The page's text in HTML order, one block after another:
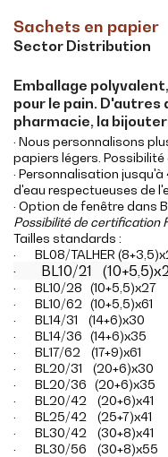
Sachets en papier
Sector Distribution
Emballage
pour le pain.
pharmacie, la
· Nous personnalisons
papiers légers.
· Personnalisation
d'eau respectueuses de
· Option de fenêtre dans
Possibilité de certification
Tailles standards :
· BL08/TALHER
· BL10/21
· BL10/28 (10+5,5)x27
· BL10/62 (10+5,5)x61
· BL14/31 (14+6)x30
· BL14/36 (14+6)x35
· BL17/62 (17+9)x61
· BL20/31 (20+6)x30
· BL20/36 (20+6)x35
· BL20/42 (20+6)x41
· BL25/42 (25+7)x41
· BL30/42 (30+8)x41
· BL30/56 (30+8)x55